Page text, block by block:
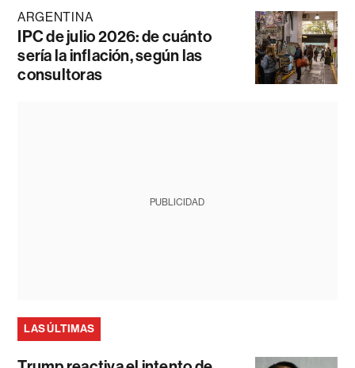
ARGENTINA
IPC de julio 2026: de cuánto
sería la inflación, según las
consultoras
PUBLICIDAD
LAS ÚLTIMAS